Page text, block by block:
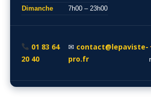
Dimanche
7h00 – 23h00
01 83 64
20 40
✉ contact@lepaviste-
pro.fr